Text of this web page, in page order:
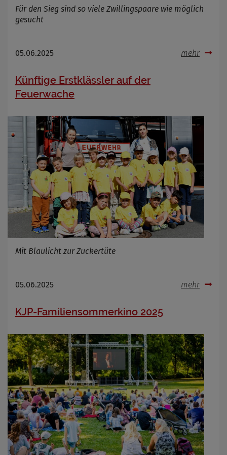
Für den Sieg sind so viele Zwillingspaare wie möglich
gesucht
05.06.2025 mehr
Künftige Erstklässler auf der
Feuerwache
Mit Blaulicht zur Zuckertüte
05.06.2025 mehr
KJP-Familiensommerkino 2025
Name
Cookies die bei der Verwendung von
OpenWeatherAPI gesetzt werden
Cookie Name